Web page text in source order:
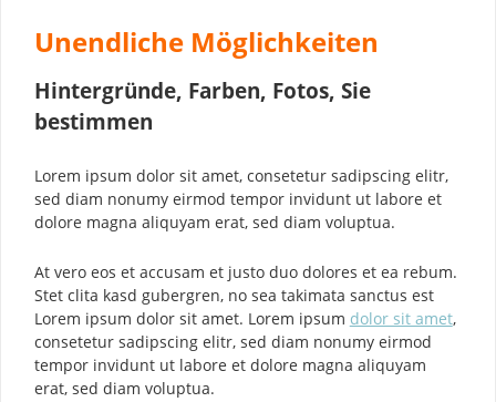
Unendliche Möglichkeiten
Hintergründe, Farben, Fotos, Sie
bestimmen
Lorem ipsum dolor sit amet, consetetur sadipscing elitr,
sed diam nonumy eirmod tempor invidunt ut labore et
dolore magna aliquyam erat, sed diam voluptua.
At vero eos et accusam et justo duo dolores et ea rebum.
Stet clita kasd gubergren, no sea takimata sanctus est
Lorem ipsum dolor sit amet. Lorem ipsum dolor sit amet,
consetetur sadipscing elitr, sed diam nonumy eirmod
tempor invidunt ut labore et dolore magna aliquyam
erat, sed diam voluptua.